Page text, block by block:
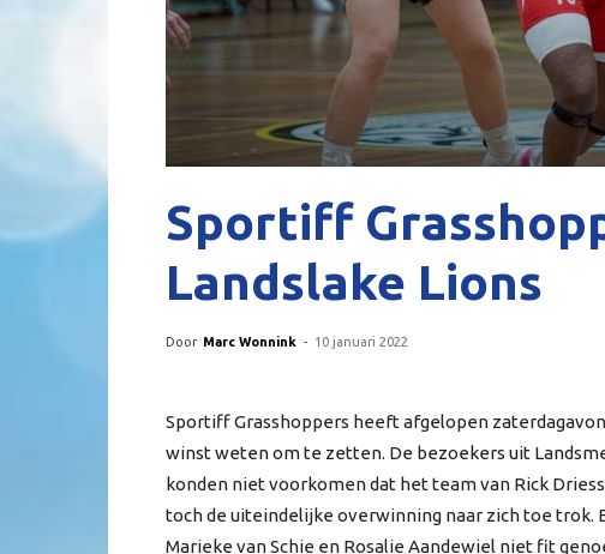
Sportiff
Landslake Lions
Door Marc Wonnink - 10 januari 2022
Sportiff Grasshoppers heeft afgelopen
winst weten om te zetten. De bezoekers uit
konden niet voorkomen dat het team van Rick
toch de uiteindelijke overwinning naar zich toe trok.
Marieke van Schie en Rosalie Aandewiel niet fit